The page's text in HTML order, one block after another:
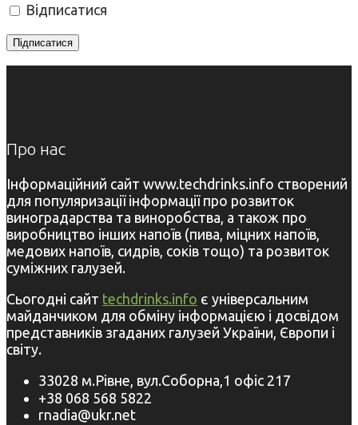
Відписатися
Про нас
Інформаційний сайт www.techdrinks.info створений
для популяризації інформації про розвиток
виноградарства та виноробства, а також про
виробництво інших напоїв (пива, міцних напоїв,
медових напоїв, сидрів, соків тощо) та розвиток
суміжних галузей.
Сьогодні сайт techdrinks.info є універсальним
майданчиком для обміну інформацією і досвідом
представників згаданих галузей України, Європи і
світу.
33028 м.Рівне, вул.Соборна,1 офіс 217
+38 068 568 5822
rnadia@ukr.net